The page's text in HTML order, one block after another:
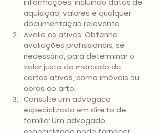
aquisição, valores e qualquer
documentação relevante.
Avalie os ativos: Obtenha
avaliações profissionais, se
necessário, para determinar o
valor justo de mercado de
certos ativos, como imóveis ou
obras de arte.
Consulte um advogado
especializado em direito de
família: Um advogado